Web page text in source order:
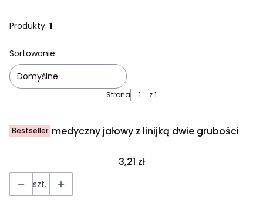
Produkty: 1
Lista produktów
Sortowanie:
Domyślne
Strona z 1
Bestseller
Pisak medyczny jałowy z linijką dwie grubości
Cena
3,21 zł
szt.